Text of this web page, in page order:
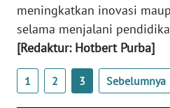
meningkatkan inovasi
selama menjalani
[Redaktur: Hotbert Purba]
1 2 3 Sebelumnya
PAPUA
WN
PAPUA
BARAT